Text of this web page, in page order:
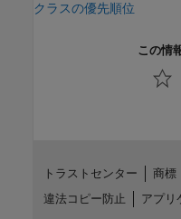
クラスの優先順位
この情
トラストセンター 商標
違法コピー防止
アプリ